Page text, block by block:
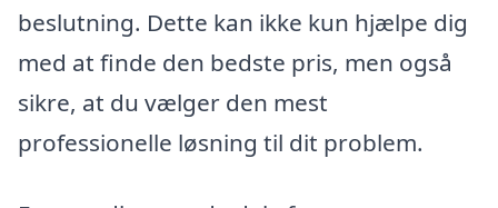
beslutning. Dette kan ikke kun hjælpe dig
med at finde den bedste pris, men også
sikre, at du vælger den mest
professionelle løsning til dit problem.